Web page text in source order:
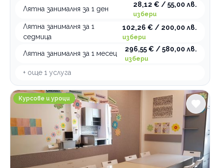
Лятна занималня за 1 ден
28,12 € / 55,00 лв.
избери
Лятна занималня за 1
седмица
102,26 € / 200,00 лв.
избери
Лятна занималня за 1 месец
296,55 € / 580,00 лв.
избери
+ още 1 услуга
Образователен център Студио S филиал Младост
Курсове и уроци